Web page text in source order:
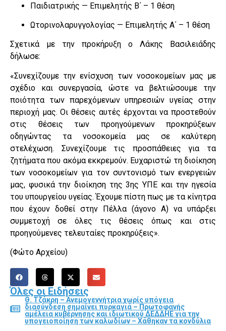
Παιδιατρικής — Επιμελητής Β΄ – 1 θέση
Ωτορινολαρυγγολογίας — Επιμελητής Α΄ – 1 θέση
Σχετικά με την προκήρυξη ο Λάκης Βασιλειάδης
δήλωσε:
«Συνεχίζουμε την ενίσχυση των νοσοκομείων μας με
σχέδιο και συνεργασία, ώστε να βελτιώσουμε την
ποιότητα των παρεχόμενων υπηρεσιών υγείας στην
περιοχή μας. Οι θέσεις αυτές έρχονται να προστεθούν
στις θέσεις των προηγούμενων προκηρύξεων
οδηγώντας τα νοσοκομεία μας σε καλύτερη
στελέχωση. Συνεχίζουμε τις προσπάθειες για τα
ζητήματα που ακόμα εκκρεμούν. Ευχαριστώ τη διοίκηση
των νοσοκομείων για τον συντονισμό των ενεργειών
μας, φυσικά την διοίκηση της 3ης ΥΠΕ και την ηγεσία
του υπουργείου υγείας. Έχουμε πίστη πως με τα κίνητρα
που έχουν δοθεί στην Πέλλα (άγονο Α) να υπάρξει
συμμετοχή σε όλες τις θέσεις όπως και στις
προηγούμενες τελευταίες προκηρύξεις».
(Φώτο Αρχείου)
Όλες οι Ειδήσεις
Θ. Τζάκρη – Ανεμογεννήτρια χωρίς υπόγεια
διασύνδεση σημαίνει πυρκαγιά – Πρωτοφανής
αμέλεια κυβέρνησης και ιδιωτικού ΔΕΔΔΗΕ για την
υπογειοποίηση των καλωδίων – Χάθηκαν τα κονδύλια